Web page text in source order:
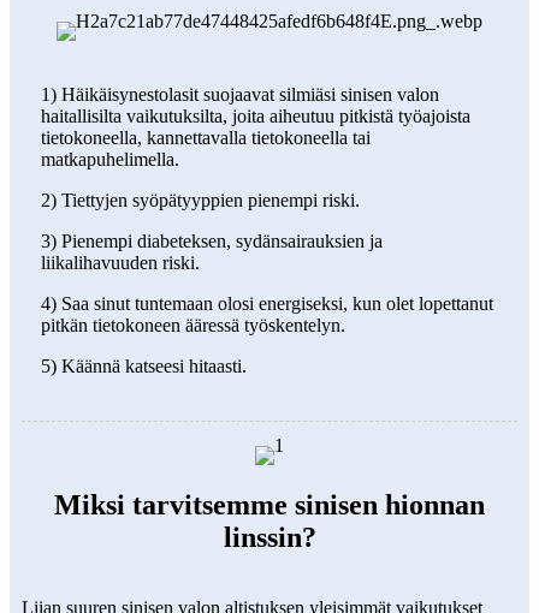
1) Häikäisynestolasit suojaavat silmiäsi sinisen valon
haitallisilta vaikutuksilta, joita aiheutuu pitkistä työajoista
tietokoneella, kannettavalla tietokoneella tai
matkapuhelimella.
2) Tiettyjen syöpätyyppien pienempi riski.
3) Pienempi diabeteksen, sydänsairauksien ja
liikalihavuuden riski.
4) Saa sinut tuntemaan olosi energiseksi, kun olet lopettanut
pitkän tietokoneen ääressä työskentelyn.
5) Käännä katseesi hitaasti.
Miksi tarvitsemme sinisen hionnan
linssin?
Liian suuren sinisen valon altistuksen yleisimmät vaikutukset